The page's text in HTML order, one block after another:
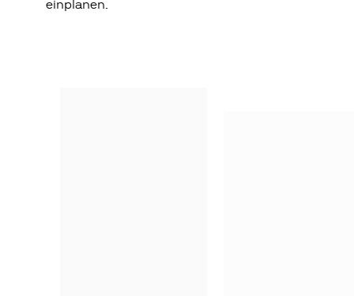
einplanen.